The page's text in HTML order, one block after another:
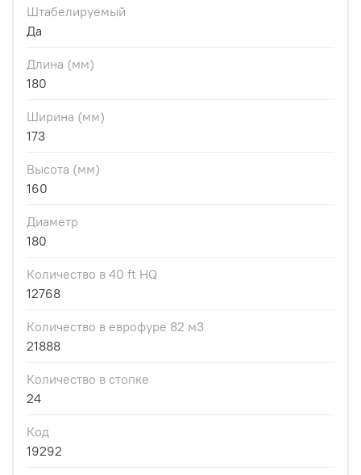
Штабелируемый
Да
Длина (мм)
180
Ширина (мм)
173
Высота (мм)
160
Диаметр
180
Количество в 40 ft HQ
12768
Количество в еврофуре 82 м3
21888
Количество в стопке
24
Код
19292